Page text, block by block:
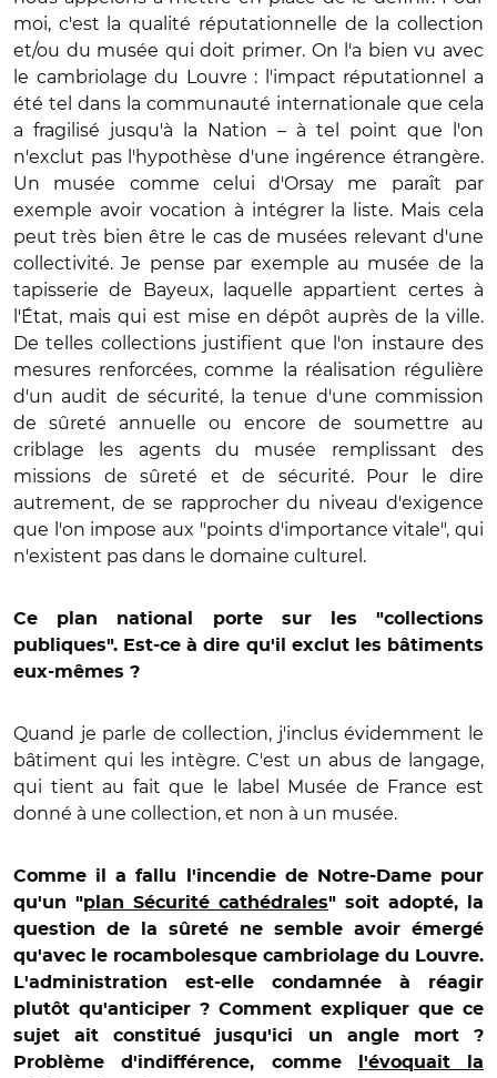
moi, c'est la qualité réputationnelle de la collection
et/ou du musée qui doit primer. On l'a bien vu avec
le cambriolage du Louvre : l'impact réputationnel a
été tel dans la communauté internationale que cela
a fragilisé jusqu'à la Nation – à tel point que l'on
n'exclut pas l'hypothèse d'une ingérence étrangère.
Un musée comme celui d'Orsay me paraît par
exemple avoir vocation à intégrer la liste. Mais cela
peut très bien être le cas de musées relevant d'une
collectivité. Je pense par exemple au musée de la
tapisserie de Bayeux, laquelle appartient certes à
l'État, mais qui est mise en dépôt auprès de la ville.
De telles collections justifient que l'on instaure des
mesures renforcées, comme la réalisation régulière
d'un audit de sécurité, la tenue d'une commission
de sûreté annuelle ou encore de soumettre au
criblage les agents du musée remplissant des
missions de sûreté et de sécurité. Pour le dire
autrement, de se rapprocher du niveau d'exigence
que l'on impose aux "points d'importance vitale", qui
n'existent pas dans le domaine culturel.
Ce plan national porte sur les "collections
publiques". Est-ce à dire qu'il exclut les bâtiments
eux-mêmes ?
Quand je parle de collection, j'inclus évidemment le
bâtiment qui les intègre. C'est un abus de langage,
qui tient au fait que le label Musée de France est
donné à une collection, et non à un musée.
Comme il a fallu l'incendie de Notre-Dame pour
qu'un "plan Sécurité cathédrales" soit adopté, la
question de la sûreté ne semble avoir émergé
qu'avec le rocambolesque cambriolage du Louvre.
L'administration est-elle condamnée à réagir
plutôt qu'anticiper ? Comment expliquer que ce
sujet ait constitué jusqu'ici un angle mort ?
Problème d'indifférence, comme
l'évoquait la